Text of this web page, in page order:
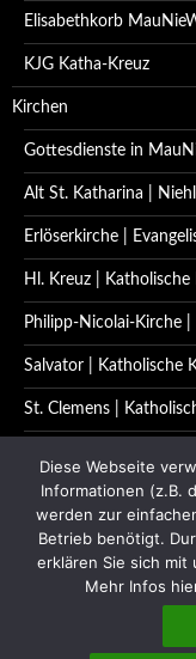
Elisabethkorb
KJG Katha-Kreuz
Kirchen
Gottesdienste in
Alt St. Katharina |
Erlöserkirche |
Hl. Kreuz | Katholische
Philipp-Nicolai-Kirche |
Salvator | Katholische
St. Clemens |
St. Quirinus |
Impressum |
Diese Webseite
Informationen (z.B.
werden zur
Betrieb benötigt.
erklären Sie sich mit
Mehr Infos